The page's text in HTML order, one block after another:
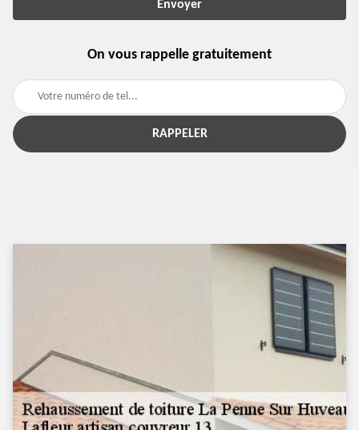
On vous rappelle gratuitement